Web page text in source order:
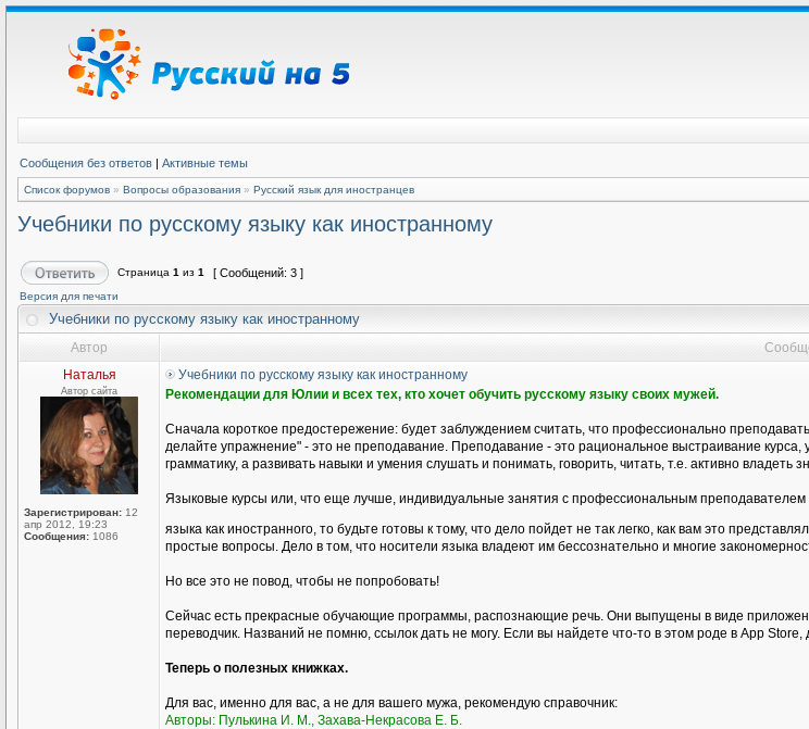
Сообщения без ответов | Активные темы
Список форумов » Вопросы образования » Русский язык для иностранцев
Учебники по русскому языку как иностранному
Страница 1 из 1 [ Сообщений: 3 ]
Версия для печати
Учебники по русскому языку как иностранному
Автор
Наталья
Автор сайта
Зарегистрирован: 12
апр 2012, 19:23
Сообщения: 1086
Учебники по русскому языку как иностранному
Рекомендации для Юлии и всех тех, кто хочет обучить русскому языку своих мужей.
Сначала короткое предостережение: будет заблуждением считать, что профессионально
делайте упражнение" - это не преподавание. Преподавание - это рациональное выстраивание
грамматику, а развивать навыки и умения слушать и понимать, говорить, читать, т.е. активно владеть
Языковые курсы или, что еще лучше, индивидуальные занятия с профессиональным
языка как иностранного, то будьте готовы к тому, что дело пойдет не так легко, как вам это
простые вопросы. Дело в том, что носители языка владеют им бессознательно и многие
Но все это не повод, чтобы не попробовать!
Сейчас есть прекрасные обучающие программы, распознающие речь. Они выпущены в виде
переводчик. Названий не помню, ссылок дать не могу. Если вы найдете что-то в этом роде в Аpp Store,
Теперь о полезных книжках.
Для вас, именно для вас, а не для вашего мужа, рекомендую справочник:
Авторы: Пулькина И. М., Захава-Некрасова Е. Б.